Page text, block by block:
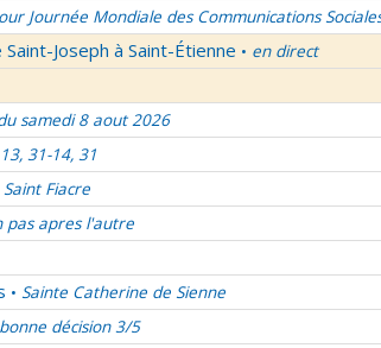
Journée Mondiale des Communications
Joseph à Saint-Étienne • en direct
samedi 8 aout 2026
31-14, 31
Saint Fiacre
pas apres l'autre
• Sainte Catherine de Sienne
décision 3/5